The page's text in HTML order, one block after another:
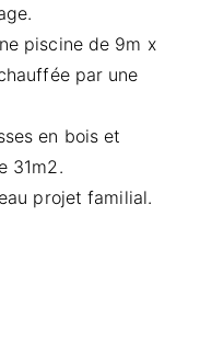
piscine de 9m x
par une
en bois et
31m2.
projet familial.